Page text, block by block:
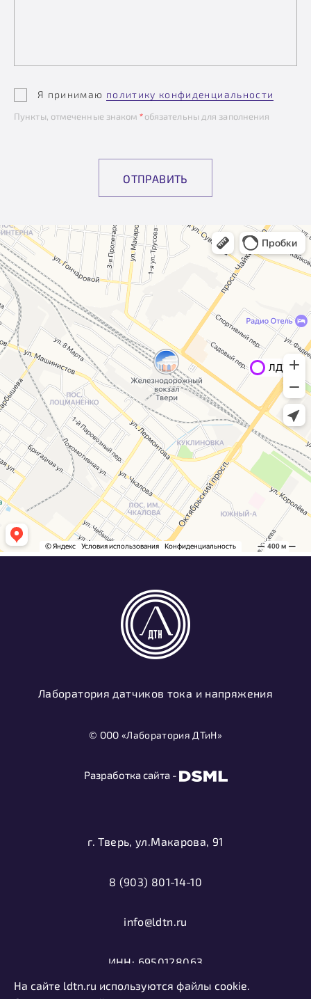
Я принимаю политику конфиденциальности
Пункты, отмеченные знаком *обязательны для заполнения
ОТПРАВИТЬ
Лаборатория датчиков тока и напряжения
© ООО «Лаборатория ДТиН»
Разработка сайта -
г. Тверь, ул.Макарова, 91
8 (903) 801-14-10
info@ldtn.ru
ИНН: 6950128063
ОГРН: 1116952000406
На сайте ldtn.ru используются файлы cookie.